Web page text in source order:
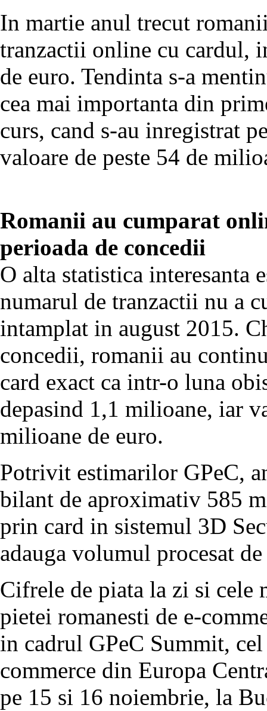
In martie anul trecut
tranzactii online cu cardul,
de euro. Tendinta s-a
cea mai importanta din
curs, cand s-au inregistrat
valoare de peste 54 de
Romanii au cumparat
perioada de concedii
O alta statistica interesanta
numarul de tranzactii nu a
intamplat in august 2015.
concedii, romanii au
card exact ca intr-o luna
depasind 1,1 milioane, iar
milioane de euro.
Potrivit estimarilor GPeC,
bilant de aproximativ 585
prin card in sistemul 3D
adauga volumul procesat
Cifrele de piata la zi si
pietei romanesti de e-
in cadrul GPeC Summit,
commerce din Europa
pe 15 si 16 noiembrie, la